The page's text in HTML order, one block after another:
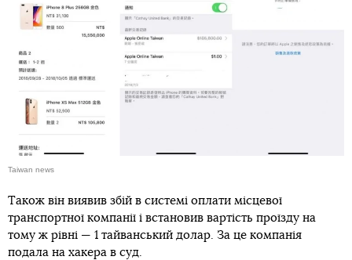
Taiwan news
Також він виявив збій в системі оплати місцевої
транспортної компанії і встановив вартість проїзду на
тому ж рівні — 1 тайванський долар. За це компанія
подала на хакера в суд.